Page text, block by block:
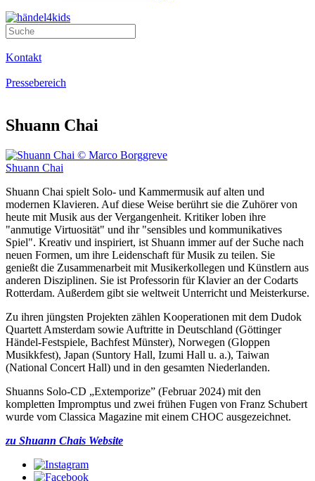
Kontakt
Pressebereich
Shuann Chai
Shuann Chai
Shuann Chai spielt Solo- und Kammermusik auf alten und
modernen Klavieren. Auf diese Weise berührt sie die Zuhörer von
heute mit Musik aus der Vergangenheit. Kritiker loben ihre
"anmutige Virtuosität" und ihr "sensibles und kommunikatives
Spiel". Kreativ und inspiriert, ist Shuann immer auf der Suche nach
neuen Formen, um ihre Leidenschaft für Musik zu teilen. Sie
genießt die Zusammenarbeit mit Musikerkollegen und Künstlern aus
anderen Disziplinen. Sie ist Professorin für Klavier an der Codarts
Rotterdam. Außerdem gibt sie weltweit Unterricht und Meisterkurse.
Zu ihren jüngsten Projekten zählen Kooperationen mit dem Dudok
Quartett Amsterdam sowie Auftritte in Deutschland (Göttinger
Händel-Festspiele, Bachfest Münster), Norwegen (Gloppen
Musikkfest), Japan (Suntory Hall, Izumi Hall u. a.), Taiwan
(National Concert Hall) und in den gesamten Niederlanden.
Shuanns Solo-CD „Extemporize” (Februar 2024) mit den
kompletten Impromptus und zwei frühen Fugen von Franz Schubert
wurde vom Classica Magazine mit einem CHOC ausgezeichnet.
zu Shuann Chais Website